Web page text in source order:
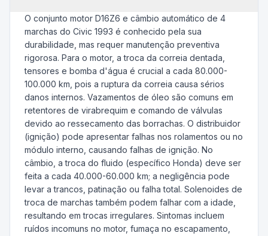
O conjunto motor D16Z6 e câmbio automático de 4
marchas do Civic 1993 é conhecido pela sua
durabilidade, mas requer manutenção preventiva
rigorosa. Para o motor, a troca da correia dentada,
tensores e bomba d'água é crucial a cada 80.000-
100.000 km, pois a ruptura da correia causa sérios
danos internos. Vazamentos de óleo são comuns em
retentores de virabrequim e comando de válvulas
devido ao ressecamento das borrachas. O distribuidor
(ignição) pode apresentar falhas nos rolamentos ou no
módulo interno, causando falhas de ignição. No
câmbio, a troca do fluido (específico Honda) deve ser
feita a cada 40.000-60.000 km; a negligência pode
levar a trancos, patinação ou falha total. Solenoides de
troca de marchas também podem falhar com a idade,
resultando em trocas irregulares. Sintomas incluem
ruídos incomuns no motor, fumaça no escapamento,